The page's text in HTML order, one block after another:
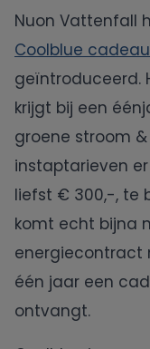
Nuon Vattenfall
Coolblue
geïntroduceerd.
krijgt bij een
groene stroom
instaptarieven
liefst € 300,-, te
komt echt bijna
energiecontract
één jaar een
ontvangt.